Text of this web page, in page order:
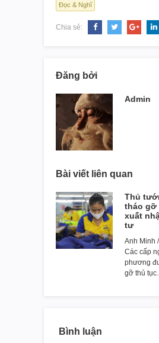
Đọc & Nghĩ
Chia sẻ:
Đăng bởi
Admin
Bài viết liên quan
Thủ
tháo gỡ
xuất
tư
Anh Minh
Các cấp
phương
gỡ thủ tục…
Bình luận